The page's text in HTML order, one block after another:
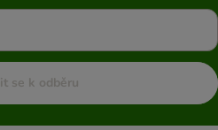
se k odběru